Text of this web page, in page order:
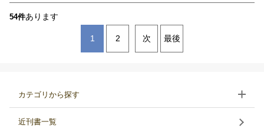
54件あります
1 2 次 最後
カテゴリから探す
近刊書一覧